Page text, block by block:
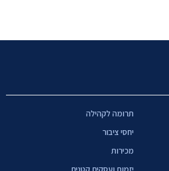
תרומה לקהילה
יחסי ציבור
מכירות